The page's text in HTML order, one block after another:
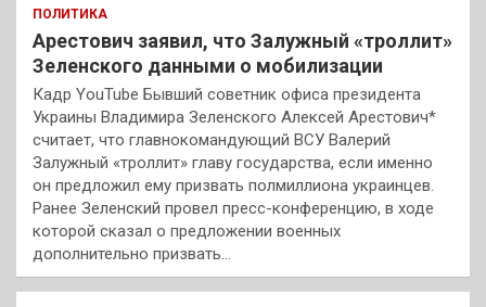
ПОЛИТИКА
Арестович заявил, что Залужный «троллит»
Зеленского данными о мобилизации
Кадр YouTube Бывший советник офиса президента
Украины Владимира Зеленского Алексей Арестович*
считает, что главнокомандующий ВСУ Валерий
Залужный «троллит» главу государства, если именно
он предложил ему призвать полмиллиона украинцев.
Ранее Зеленский провел пресс-конференцию, в ходе
которой сказал о предложении военных
дополнительно призвать…